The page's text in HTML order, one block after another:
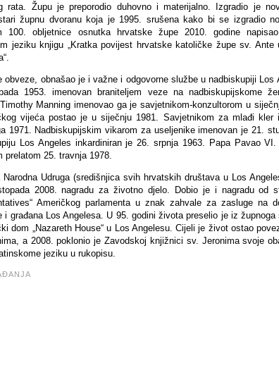
rata. Župu je preporodio duhovno i materijalno. Izgradio je
župnu dvoranu koja je 1995. srušena kako bi se izgradio
100. obljetnice osnutka hrvatske župe 2010. godine
jeziku knjigu „Kratka povijest hrvatske katoličke župe sv. Ante
obveze, obnašao je i važne i odgovorne službe u nadbiskupiji Los
1953. imenovan braniteljem veze na nadbiskupijskome
Manning imenovao ga je savjetnikom-konzultorom u
vijeća postao je u siječnju 1981. Savjetnikom za mlađi kler
1971. Nadbiskupijskim vikarom za useljenike imenovan je 21.
Los Angeles inkardiniran je 26. srpnja 1963. Papa Pavao
prelatom 25. travnja 1978.
Narodna Udruga (središnjica svih hrvatskih društava u Los
2008. nagradu za životno djelo. Dobio je i nagradu od
Američkog parlamenta u znak zahvale za zasluge na
i građana Los Angelesa. U 95. godini života preselio je iz
dom „Nazareth House“ u Los Angelesu. Cijeli je život ostao
a 2008. poklonio je Zavodskoj knjižnici sv. Jeronima svoje
jeziku u rukopisu.